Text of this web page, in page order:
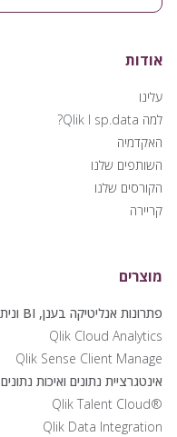
אודות
עלינו
למה Qlik I sp.data?
האקדמיה
השותפים שלנו
הקורסים שלנו
קריירה
מוצרים
פתרונות אנליטיקה בענן, BI וניתוח נתונים | קליק סנס
Qlik Cloud Analytics
Qlik Sense Client Manage
אינטגרציית נתונים ואיכות נתונים
®Qlik Talent Cloud
Qlik Data Integration